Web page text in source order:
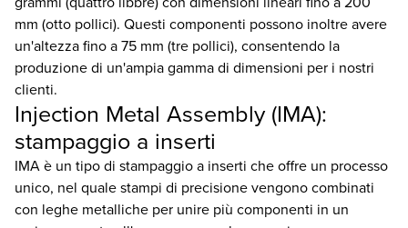
mm (otto pollici). Questi componenti possono inoltre avere
un'altezza fino a 75 mm (tre pollici), consentendo la
produzione di un'ampia gamma di dimensioni per i nostri
clienti.
Injection Metal Assembly (IMA):
stampaggio a inserti
IMA è un tipo di stampaggio a inserti che offre un processo
unico, nel quale stampi di precisione vengono combinati
con leghe metalliche per unire più componenti in un